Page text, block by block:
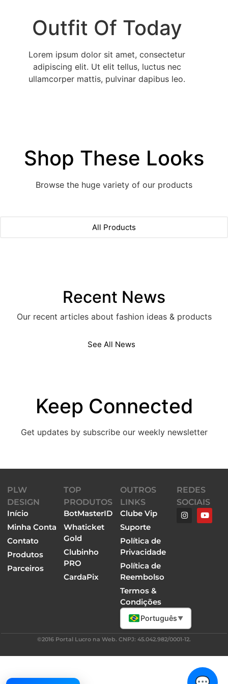
Outfit Of Today
Lorem ipsum dolor sit amet, consectetur
adipiscing elit. Ut elit tellus, luctus nec
ullamcorper mattis, pulvinar dapibus leo.
Shop These Looks
Browse the huge variety of our products
All Products
Recent News
Our recent articles about fashion ideas & products
See All News
Keep Connected
Get updates by subscribe our weekly newsletter
PLW
DESIGN
Início
Minha Conta
Contato
Produtos
Parceiros
TOP
PRODUTOS
BotMasterID
Whaticket
Gold
Clubinho
PRO
CardaPix
OUTROS
LINKS
Clube Vip
Suporte
Política de
Privacidade
Política de
Reembolso
Termos &
Condições
Português ▼
REDES
SOCIAIS
©2016 Portal Lucro na Web. CNPJ: 45.042.982/0001-12.